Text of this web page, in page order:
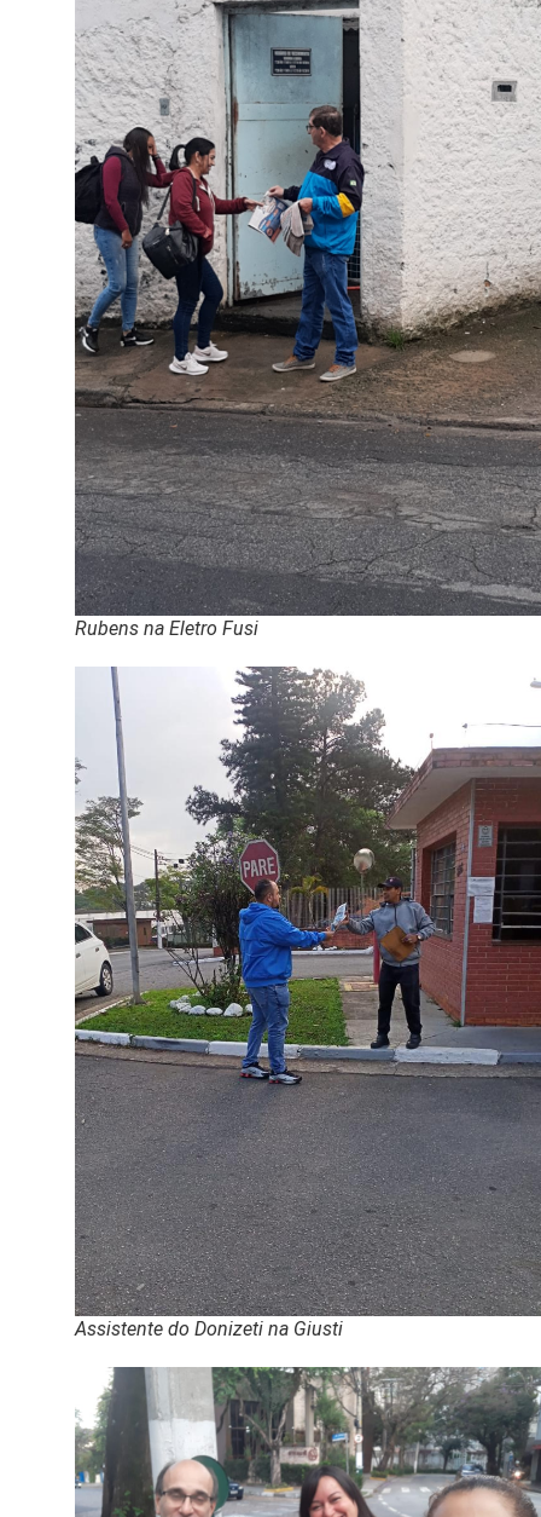
Rubens na Eletro Fusi
Assistente do Donizeti na Giusti